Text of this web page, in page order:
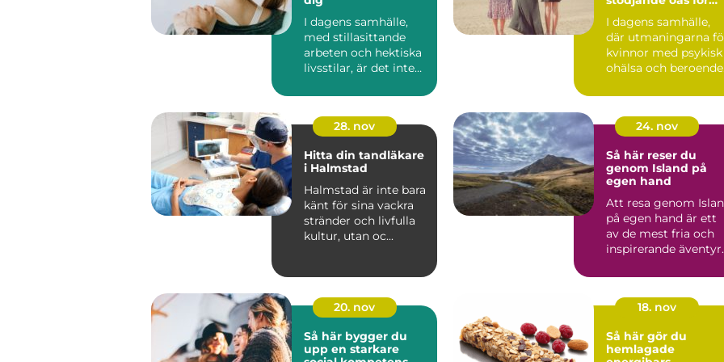
I dagens samhälle,
med stillasittande
arbeten och hektiska
livsstilar, är det inte
I dagens samhälle,
där utmaningarna
kvinnor med psykisk
ohälsa och beroende
28. nov
Hitta din tandläkare
i Halmstad
Halmstad är inte bara
känt för sina vackra
stränder och livfulla
kultur, utan oc...
24. nov
Så här reser du
genom Island på
egen hand
Att resa genom
på egen hand är ett
av de mest fria och
inspirerande äventyr
20. nov
Så här bygger du
upp en starkare
18. nov
Så här gör du
hemlagade